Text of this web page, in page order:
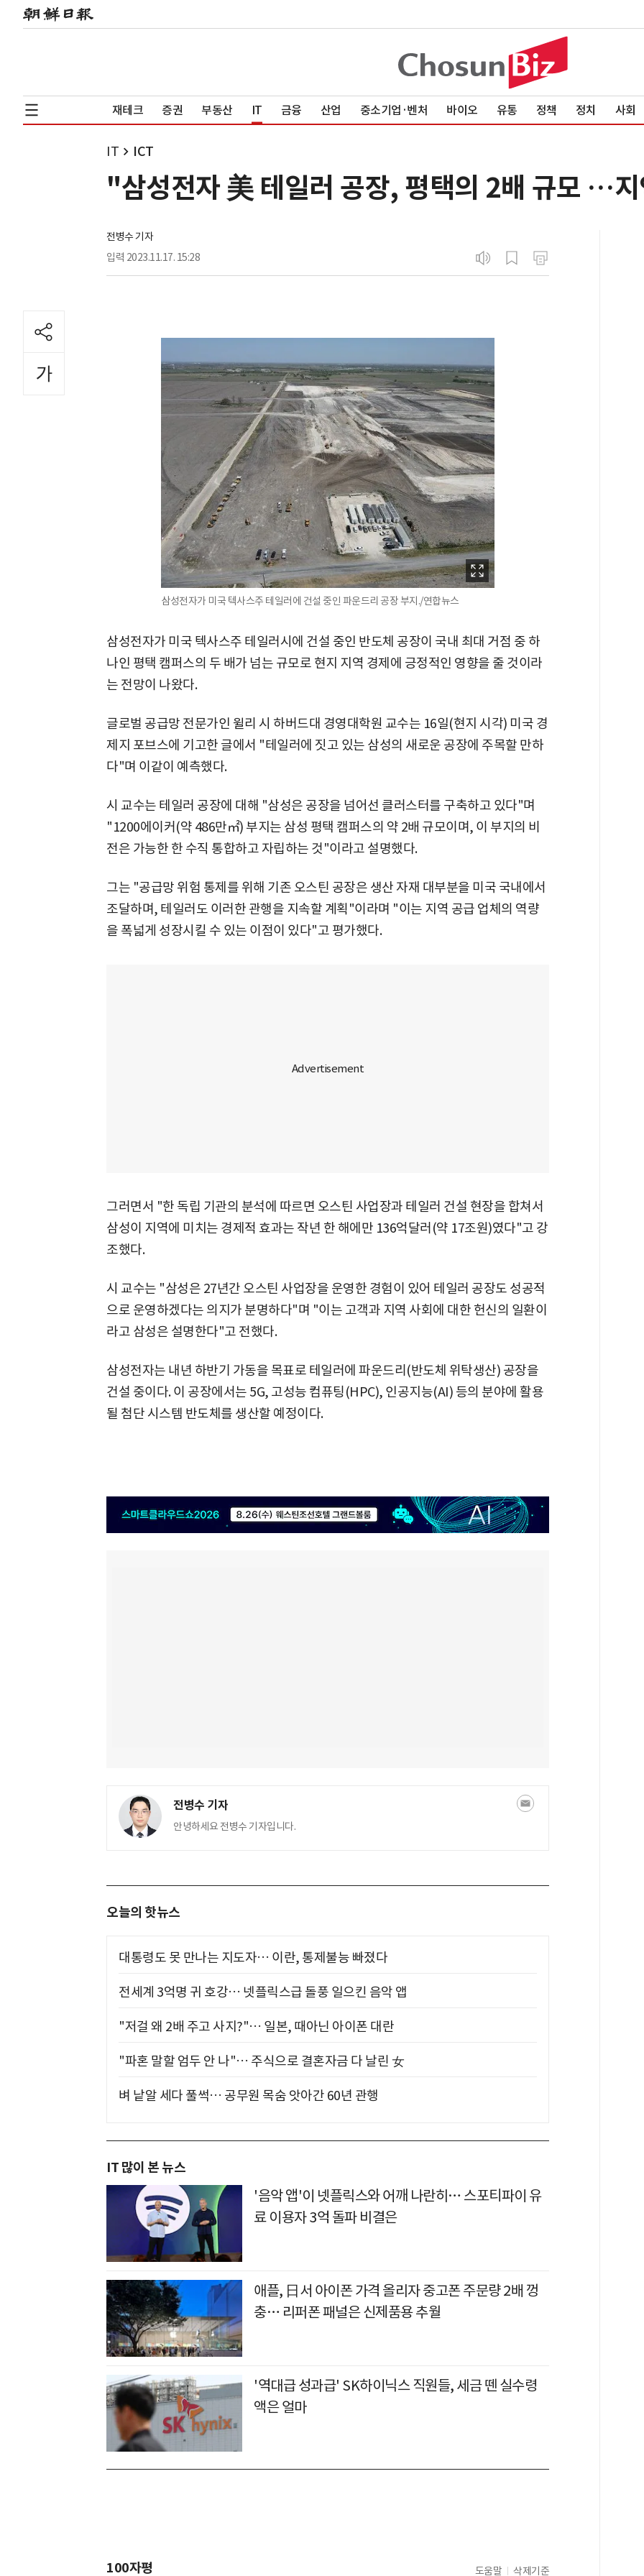
재테크 증권 부동산 IT 금융 산업 중소기업·벤처 바이오 유통 정책 정치 사회
IT ICT
"삼성전자 美 테일러 공장, 평택의 2배 규모 …
전병수 기자
입력 2023.11.17. 15:28
삼성전자가 미국 텍사스주 테일러에 건설 중인 파운드리 공장 부지./연합뉴스
삼성전자가 미국 텍사스주 테일러시에 건설 중인 반도체 공장이 국내 최대 거점 중 하
나인 평택 캠퍼스의 두 배가 넘는 규모로 현지 지역 경제에 긍정적인 영향을 줄 것이라
는 전망이 나왔다.
글로벌 공급망 전문가인 윌리 시 하버드대 경영대학원 교수는 16일(현지 시각) 미국 경
제지 포브스에 기고한 글에서 "테일러에 짓고 있는 삼성의 새로운 공장에 주목할 만하
다"며 이같이 예측했다.
시 교수는 테일러 공장에 대해 "삼성은 공장을 넘어선 클러스터를 구축하고 있다"며
"1200에이커(약 486만㎡) 부지는 삼성 평택 캠퍼스의 약 2배 규모이며, 이 부지의 비
전은 가능한 한 수직 통합하고 자립하는 것"이라고 설명했다.
그는 "공급망 위험 통제를 위해 기존 오스틴 공장은 생산 자재 대부분을 미국 국내에서
조달하며, 테일러도 이러한 관행을 지속할 계획"이라며 "이는 지역 공급 업체의 역량
을 폭넓게 성장시킬 수 있는 이점이 있다"고 평가했다.
그러면서 "한 독립 기관의 분석에 따르면 오스틴 사업장과 테일러 건설 현장을 합쳐서
삼성이 지역에 미치는 경제적 효과는 작년 한 해에만 136억달러(약 17조원)였다"고 강
조했다.
시 교수는 "삼성은 27년간 오스틴 사업장을 운영한 경험이 있어 테일러 공장도 성공적
으로 운영하겠다는 의지가 분명하다"며 "이는 고객과 지역 사회에 대한 헌신의 일환이
라고 삼성은 설명한다"고 전했다.
삼성전자는 내년 하반기 가동을 목표로 테일러에 파운드리(반도체 위탁생산) 공장을
건설 중이다. 이 공장에서는 5G, 고성능 컴퓨팅(HPC), 인공지능(AI) 등의 분야에 활용
될 첨단 시스템 반도체를 생산할 예정이다.
전병수 기자
안녕하세요 전병수 기자입니다.
오늘의 핫뉴스
대통령도 못 만나는 지도자… 이란, 통제불능 빠졌다
전세계 3억명 귀 호강… 넷플릭스급 돌풍 일으킨 음악 앱
"저걸 왜 2배 주고 사지?"… 일본, 때아닌 아이폰 대란
"파혼 말할 엄두 안 나"… 주식으로 결혼자금 다 날린 女
벼 낱알 세다 풀썩… 공무원 목숨 앗아간 60년 관행
IT 많이 본 뉴스
'음악 앱'이 넷플릭스와 어깨 나란히… 스포티파이 유
료 이용자 3억 돌파 비결은
애플, 日서 아이폰 가격 올리자 중고폰 주문량 2배 껑
충… 리퍼폰 패널은 신제품용 추월
'역대급 성과급' SK하이닉스 직원들, 세금 뗀 실수령
액은 얼마
100자평 도움말 삭제기준